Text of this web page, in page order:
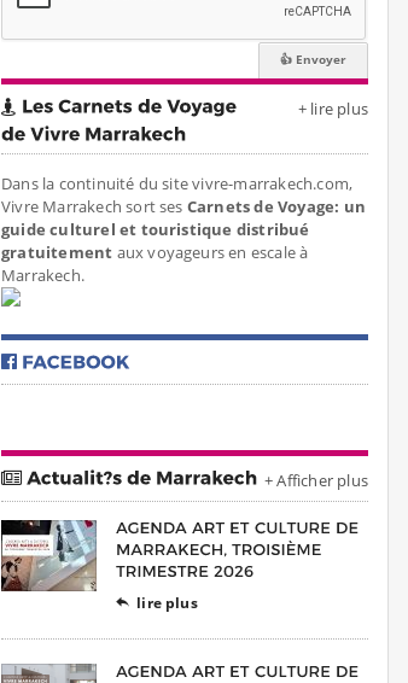
+ lire plus
Dans la continuité du site vivre-marrakech.com,
Vivre Marrakech sort ses Carnets de Voyage: un
guide culturel et touristique distribué
gratuitement aux voyageurs en escale à
Marrakech.
+ Afficher plus
 lire plus